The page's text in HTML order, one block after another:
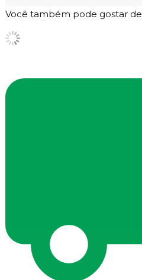
Você também pode gostar de